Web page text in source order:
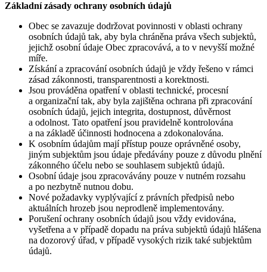
Základní zásady ochrany osobních údajů
Obec se zavazuje dodržovat povinnosti v oblasti ochrany
osobních údajů tak, aby byla chráněna práva všech subjektů,
jejichž osobní údaje Obec zpracovává, a to v nevyšší možné
míře.
Získání a zpracování osobních údajů je vždy řešeno v rámci
zásad zákonnosti, transparentnosti a korektnosti.
Jsou prováděna opatření v oblasti technické, procesní
a organizační tak, aby byla zajištěna ochrana při zpracování
osobních údajů, jejich integrita, dostupnost, důvěrnost
a odolnost. Tato opatření jsou pravidelně kontrolována
a na základě účinnosti hodnocena a zdokonalována.
K osobním údajům mají přístup pouze oprávněné osoby,
jiným subjektům jsou údaje předávány pouze z důvodu plnění
zákonného účelu nebo se souhlasem subjektů údajů.
Osobní údaje jsou zpracovávány pouze v nutném rozsahu
a po nezbytně nutnou dobu.
Nové požadavky vyplývající z právních předpisů nebo
aktuálních hrozeb jsou neprodleně implementovány.
Porušení ochrany osobních údajů jsou vždy evidována,
vyšetřena a v případě dopadu na práva subjektů údajů hlášena
na dozorový úřad, v případě vysokých rizik také subjektům
údajů.